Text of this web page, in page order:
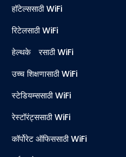
हॉटेल्ससाठी WiFi
रिटेलसाठी WiFi
हेल्थकेअरसाठी WiFi
उच्च शिक्षणासाठी WiFi
स्टेडियम्ससाठी WiFi
रेस्टॉरंट्ससाठी WiFi
कॉर्पोरेट ऑफिससाठी WiFi